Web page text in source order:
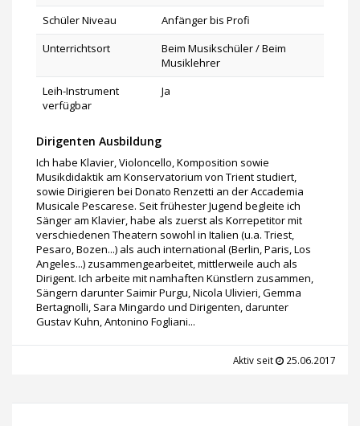
Schüler Niveau
Anfänger bis Profi
Unterrichtsort
Beim Musikschüler / Beim
Musiklehrer
Leih-Instrument
verfügbar
Ja
Dirigenten Ausbildung
Ich habe Klavier, Violoncello, Komposition sowie
Musikdidaktik am Konservatorium von Trient studiert,
sowie Dirigieren bei Donato Renzetti an der Accademia
Musicale Pescarese. Seit frühester Jugend begleite ich
Sänger am Klavier, habe als zuerst als Korrepetitor mit
verschiedenen Theatern sowohl in Italien (u.a. Triest,
Pesaro, Bozen...) als auch international (Berlin, Paris, Los
Angeles...) zusammengearbeitet, mittlerweile auch als
Dirigent. Ich arbeite mit namhaften Künstlern zusammen,
Sängern darunter Saimir Purgu, Nicola Ulivieri, Gemma
Bertagnolli, Sara Mingardo und Dirigenten, darunter
Gustav Kuhn, Antonino Fogliani...
Aktiv seit 25.06.2017